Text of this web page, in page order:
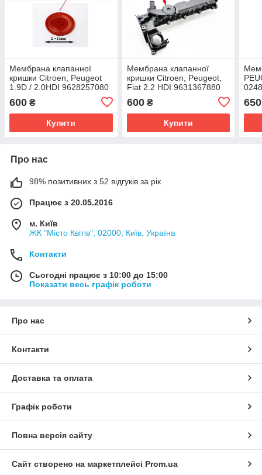
Мембрана клапанної
кришки Citroen, Peugeot
1.9D / 2.0HDI 9628257080
600 ₴
Купити
Мембрана клапанної
кришки Citroen, Peugeot,
Fiat 2.2 HDI 9631367880
600₴
Купити
650
Про нас
98% позитивних з 52 відгуків за рік
Працює з 20.05.2016
м. Київ
ЖК "Місто Квітів", 02000, Київ, Україна
Контакти
Сьогодні працює з 10:00 до 15:00
Показати весь графік роботи
Про нас
Контакти
Доставка та оплата
Графік роботи
Повна версія сайту
Сайт створено на маркетплейсі Prom.ua